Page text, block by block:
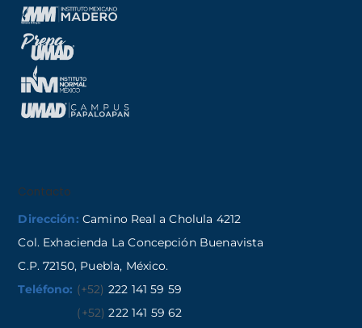
Contacto
Dirección: Camino Real a Cholula 4212
Col. Exhacienda La Concepción Buenavista
C.P. 72150, Puebla, México.
Teléfono: (+52) 222 141 59 59
(+52) 222 141 59 62